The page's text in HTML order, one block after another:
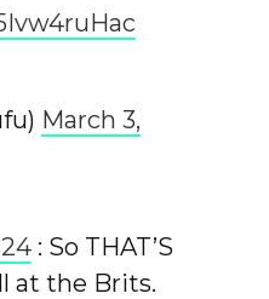
March 3,
: So THAT’S
at the Brits.